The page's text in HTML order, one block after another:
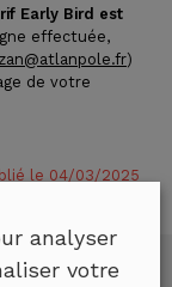
Early Bird est
effectuée,
)
de votre
le 04/03/2025
analyser
votre